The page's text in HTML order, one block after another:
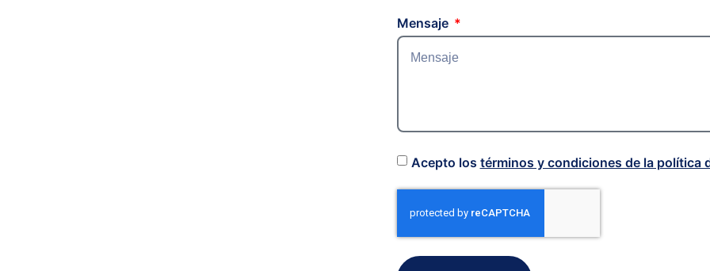
Mensaje
Acepto los términos y condiciones de la política